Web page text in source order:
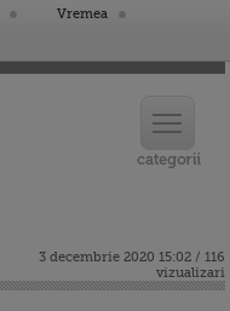
Vremea
3 decembrie 2020 15:02 / 116
vizualizari